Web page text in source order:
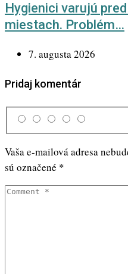
Hygienici varujú
miestach. Problém…
7. augusta 2026
Pridaj komentár
Vaša e-mailová adresa
sú označené *